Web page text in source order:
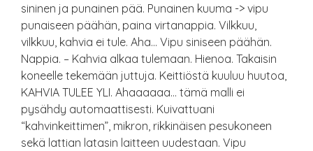
sininen ja punainen pää. Punainen kuuma -> vipu
punaiseen päähän, paina virtanappia. Vilkkuu,
vilkkuu, kahvia ei tule. Aha… Vipu siniseen päähän.
Nappia. – Kahvia alkaa tulemaan. Hienoa. Takaisin
koneelle tekemään juttuja. Keittiöstä kuuluu huutoa,
KAHVIA TULEE YLI. Ahaaaaaa… tämä malli ei
pysähdy automaattisesti. Kuivattuani
“kahvinkeittimen”, mikron, rikkinäisen pesukoneen
sekä lattian latasin laitteen uudestaan. Vipu